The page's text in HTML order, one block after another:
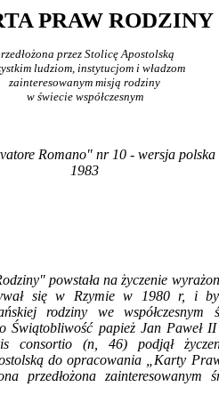
PRAW RODZINY
przez Stolicę Apostolską
ludziom, instytucjom i władzom
zainteresowanym misją rodziny
w świecie współczesnym
Romano" nr 10 - wersja
1983
powstała na życzenie
się w Rzymie w 1980 r, i
rodziny we współczesnym
Świątobliwość papież Jan Paweł
consortio (n, 46) podjął
do opracowania „Karty
przedłożona zainte­resowanym